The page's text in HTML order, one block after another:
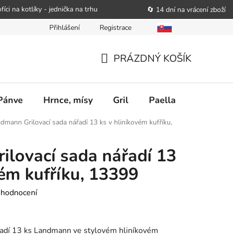
na kotlíky - jednička na trhu 🔄 14 dní na vrácení zboží
podat obchodníkovi žádost o nápravu Reklamační řád
Přihlášení Registrace
KOŠÍK
PRÁZDNÝ KOŠÍK
Hrnce, mísy Gril Paella
Grilovací sada nářadí 13 ks v hliníkovém kufříku,
sada nářadí 13
kufříku, 13399
13 ks Landmann ve stylovém hliníkovém